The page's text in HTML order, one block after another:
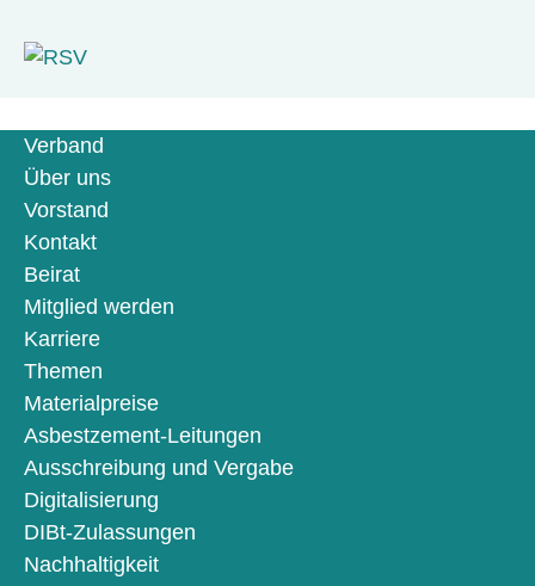
Verband
Über uns
Vorstand
Kontakt
Beirat
Mitglied werden
Karriere
Themen
Materialpreise
Asbestzement-Leitungen
Ausschreibung und Vergabe
Digitalisierung
DIBt-Zulassungen
Nachhaltigkeit